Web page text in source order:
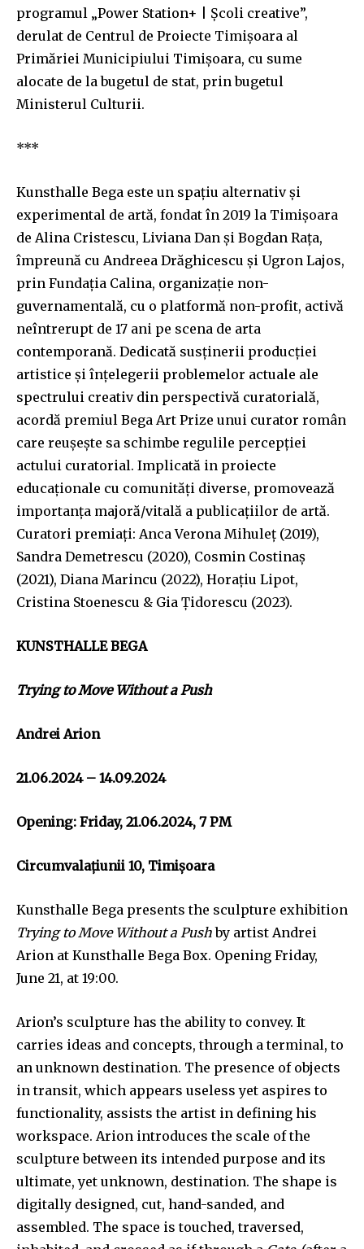
programul „Power Station+ | Școli creative”,
derulat de Centrul de Proiecte Timișoara al
Primăriei Municipiului Timișoara, cu sume
alocate de la bugetul de stat, prin bugetul
Ministerul Culturii.
***
Kunsthalle Bega este un spațiu alternativ și
experimental de artă, fondat în 2019 la Timișoara
de Alina Cristescu, Liviana Dan și Bogdan Rața,
împreună cu Andreea Drăghicescu și Ugron Lajos,
prin Fundația Calina, organizație non-
guvernamentală, cu o platformă non-profit, activă
neîntrerupt de 17 ani pe scena de arta
contemporană. Dedicată susținerii producției
artistice și înțelegerii problemelor actuale ale
spectrului creativ din perspectivă curatorială,
acordă premiul Bega Art Prize unui curator român
care reușește sa schimbe regulile percepției
actului curatorial. Implicată in proiecte
educaționale cu comunități diverse, promovează
importanța majoră/vitală a publicațiilor de artă.
Curatori premiați: Anca Verona Mihuleț (2019),
Sandra Demetrescu (2020), Cosmin Costinaș
(2021), Diana Marincu (2022), Horațiu Lipot,
Cristina Stoenescu & Gia Țidorescu (2023).
KUNSTHALLE BEGA
Trying to Move Without a Push
Andrei Arion
21.06.2024 – 14.09.2024
Opening: Friday, 21.06.2024, 7 PM
Circumvalațiunii 10, Timișoara
Kunsthalle Bega presents the sculpture exhibition
Trying to Move Without a Pushby artist Andrei
Arion at Kunsthalle Bega Box. Opening Friday,
June 21, at 19:00.
Arion’s sculpture has the ability to convey. It
carries ideas and concepts, through a terminal, to
an unknown destination. The presence of objects
in transit, which appears useless yet aspires to
functionality, assists the artist in defining his
workspace. Arion introduces the scale of the
sculpture between its intended purpose and its
ultimate, yet unknown, destination. The shape is
digitally designed, cut, hand-sanded, and
assembled. The space is touched, traversed,